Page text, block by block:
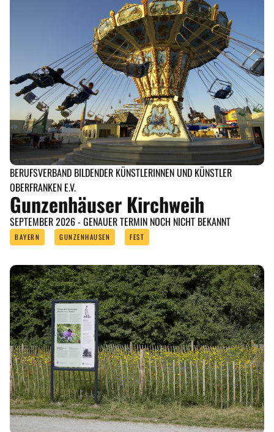
BERUFSVERBAND BILDENDER KÜNSTLERINNEN UND KÜNSTLER
OBERFRANKEN E.V.
Gunzenhäuser Kirchweih
SEPTEMBER 2026 - GENAUER TERMIN NOCH NICHT BEKANNT
BAYERN GUNZENHAUSEN FEST